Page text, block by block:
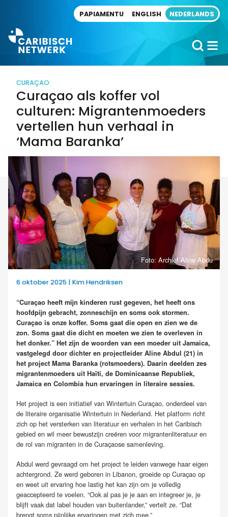
PAPIAMENTU ENGLISH NEDERLANDS
CURAÇAO
Curaçao als koffer vol
culturen: Migrantenmoeders
vertellen hun verhaal in
‘Mama Baranka’
Foto: Archief Aline Abdu
6 oktober 2025 | Kim Hendriksen
“Curaçao heeft mijn kinderen rust gegeven, het heeft ons
hoofdpijn gebracht, zonneschijn en soms ook stormen.
Curaçao is onze koffer. Soms gaat die open en zien we de
zon. Soms gaat die dicht en moeten we zien te overleven in
het donker.” Het zijn de woorden van een moeder uit Jamaica,
vastgelegd door dichter en projectleider Aline Abdul (21) in
het project Mama Baranka (rotsmoeders). Daarin deelden zes
migrantenmoeders uit Haïti, de Dominicaanse Republiek,
Jamaica en Colombia hun ervaringen in literaire sessies.
Het project is een initiatief van Wintertuin Curaçao, onderdeel van
de literaire organisatie Wintertuin in Nederland. Het platform richt
zich op het versterken van literatuur en verhalen in het Caribisch
gebied en wil meer bewustzijn creëren voor migrantenliteratuur en
de rol van migranten in de Curaçaose samenleving.
Abdul werd gevraagd om het project te leiden vanwege haar eigen
achtergrond. Ze werd geboren in Libanon, groeide op Curaçao op
en weet uit ervaring hoe lastig het kan zijn om je volledig
geaccepteerd te voelen. “Ook al pas je je aan en integreer je, je
blijft vaak dat label houden van buitenlander,” vertelt ze. “Dat
brengt soms pijnlijke ervaringen met zich mee.”